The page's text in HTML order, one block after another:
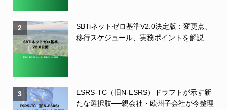
2
SBTiネットゼロ基準V2.0決定版：変更点、
移行スケジュール、実務ポイントを解説
3
ESRS-TC（旧N-ESRS）ドラフトが示す新
たな選択肢──親会社・欧州子会社が今整理